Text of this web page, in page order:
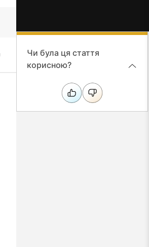
Чи була ця стаття
корисною?